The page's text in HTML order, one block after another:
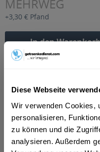
Diese Webseite
Wir verwenden Cookies,
personalisieren,
zu können und die
analysieren. Außerdem
MEHRWEG
+3,30 € Pfand
In den
mehr
"Salvus Cola 12 x
Geschmacksrichtung: